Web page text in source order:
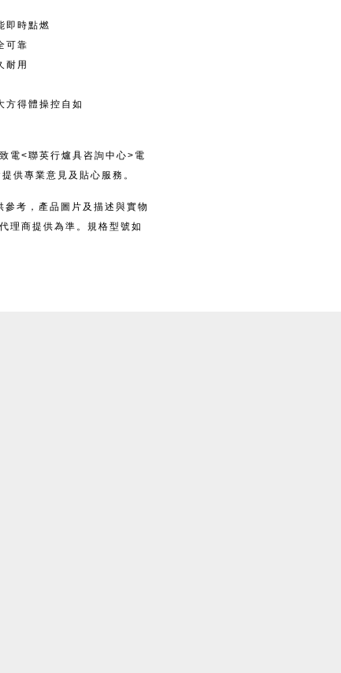
即時點燃
可靠
耐用
方得體操控自如
電<聯英行爐具咨詢中心>電
專業意見及貼心服務。
考，產品圖片及描述與實物
理商提供為準。規格型號如